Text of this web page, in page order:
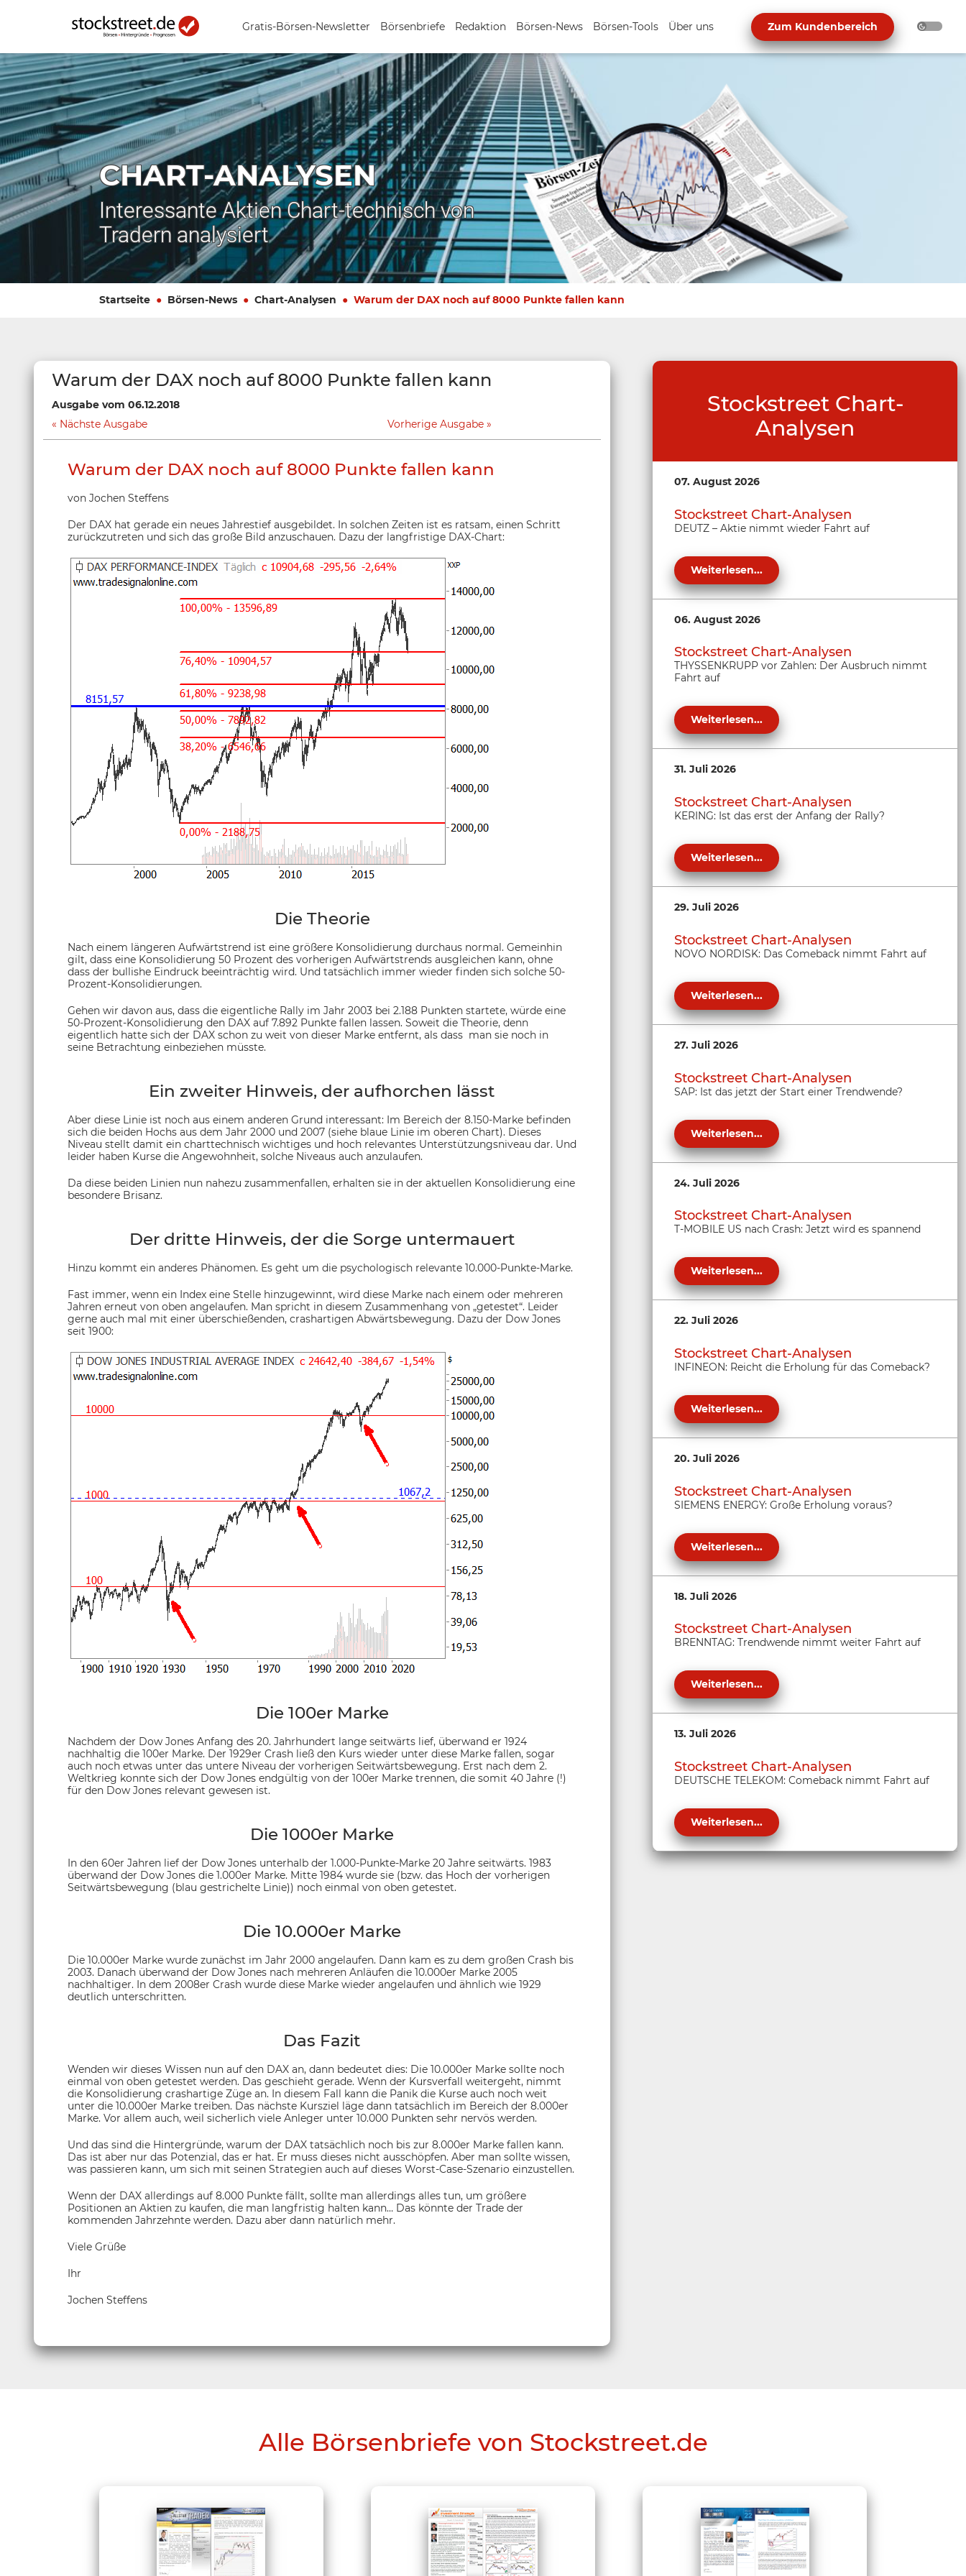
Gratis-Börsen-Newsletter Börsenbriefe Redaktion Börsen-News Börsen-Tools Über uns Zum Kundenbereich
CHART-ANALYSEN
Interessante Aktien Chart-technisch von
Tradern analysiert
Startseite Börsen-News Chart-Analysen Warum der DAX noch auf 8000 Punkte fallen kann
Warum der DAX noch auf 8000 Punkte fallen kann
Ausgabe vom 06.12.2018
Nächste Ausgabe
Vorherige Ausgabe
Warum der DAX noch auf 8000 Punkte fallen kann
von Jochen Steffens
Der DAX hat gerade ein neues Jahrestief ausgebildet. In solchen Zeiten ist es ratsam, einen Schritt
zurückzutreten und sich das große Bild anzuschauen. Dazu der langfristige DAX-Chart:
Die Theorie
Nach einem längeren Aufwärtstrend ist eine größere Konsolidierung durchaus normal. Gemeinhin
gilt, dass eine Konsolidierung 50 Prozent des vorherigen Aufwärtstrends ausgleichen kann, ohne
dass der bullishe Eindruck beeinträchtig wird. Und tatsächlich immer wieder finden sich solche 50-
Prozent-Konsolidierungen.
Gehen wir davon aus, dass die eigentliche Rally im Jahr 2003 bei 2.188 Punkten startete, würde eine
50-Prozent-Konsolidierung den DAX auf 7.892 Punkte fallen lassen. Soweit die Theorie, denn
eigentlich hatte sich der DAX schon zu weit von dieser Marke entfernt, als dass man sie noch in
seine Betrachtung einbeziehen müsste.
Ein zweiter Hinweis, der aufhorchen lässt
Aber diese Linie ist noch aus einem anderen Grund interessant: Im Bereich der 8.150-Marke befinden
sich die beiden Hochs aus dem Jahr 2000 und 2007 (siehe blaue Linie im oberen Chart). Dieses
Niveau stellt damit ein charttechnisch wichtiges und hoch relevantes Unterstützungsniveau dar. Und
leider haben Kurse die Angewohnheit, solche Niveaus auch anzulaufen.
Da diese beiden Linien nun nahezu zusammenfallen, erhalten sie in der aktuellen Konsolidierung eine
besondere Brisanz.
Der dritte Hinweis, der die Sorge untermauert
Hinzu kommt ein anderes Phänomen. Es geht um die psychologisch relevante 10.000-Punkte-Marke.
Fast immer, wenn ein Index eine Stelle hinzugewinnt, wird diese Marke nach einem oder mehreren
Jahren erneut von oben angelaufen. Man spricht in diesem Zusammenhang von „getestet“. Leider
gerne auch mal mit einer überschießenden, crashartigen Abwärtsbewegung. Dazu der Dow Jones
seit 1900:
Die 100er Marke
Nachdem der Dow Jones Anfang des 20. Jahrhundert lange seitwärts lief, überwand er 1924
nachhaltig die 100er Marke. Der 1929er Crash ließ den Kurs wieder unter diese Marke fallen, sogar
auch noch etwas unter das untere Niveau der vorherigen Seitwärtsbewegung. Erst nach dem 2.
Weltkrieg konnte sich der Dow Jones endgültig von der 100er Marke trennen, die somit 40 Jahre (!)
für den Dow Jones relevant gewesen ist.
Die 1000er Marke
In den 60er Jahren lief der Dow Jones unterhalb der 1.000-Punkte-Marke 20 Jahre seitwärts. 1983
überwand der Dow Jones die 1.000er Marke. Mitte 1984 wurde sie (bzw. das Hoch der vorherigen
Seitwärtsbewegung (blau gestrichelte Linie)) noch einmal von oben getestet.
Die 10.000er Marke
Die 10.000er Marke wurde zunächst im Jahr 2000 angelaufen. Dann kam es zu dem großen Crash bis
2003. Danach überwand der Dow Jones nach mehreren Anläufen die 10.000er Marke 2005
nachhaltiger. In dem 2008er Crash wurde diese Marke wieder angelaufen und ähnlich wie 1929
deutlich unterschritten.
Das Fazit
Wenden wir dieses Wissen nun auf den DAX an, dann bedeutet dies: Die 10.000er Marke sollte noch
einmal von oben getestet werden. Das geschieht gerade. Wenn der Kursverfall weitergeht, nimmt
die Konsolidierung crashartige Züge an. In diesem Fall kann die Panik die Kurse auch noch weit
unter die 10.000er Marke treiben. Das nächste Kursziel läge dann tatsächlich im Bereich der 8.000er
Marke. Vor allem auch, weil sicherlich viele Anleger unter 10.000 Punkten sehr nervös werden.
Und das sind die Hintergründe, warum der DAX tatsächlich noch bis zur 8.000er Marke fallen kann.
Das ist aber nur das Potenzial, das er hat. Er muss dieses nicht ausschöpfen. Aber man sollte wissen,
was passieren kann, um sich mit seinen Strategien auch auf dieses Worst-Case-Szenario einzustellen.
Wenn der DAX allerdings auf 8.000 Punkte fällt, sollte man allerdings alles tun, um größere
Positionen an Aktien zu kaufen, die man langfristig halten kann… Das könnte der Trade der
kommenden Jahrzehnte werden. Dazu aber dann natürlich mehr.
Viele Grüße
Ihr
Jochen Steffens
Stockstreet Chart-
Analysen
07. August 2026
Stockstreet Chart-Analysen
DEUTZ – Aktie nimmt wieder Fahrt auf
Weiterlesen...
06. August 2026
Stockstreet Chart-Analysen
THYSSENKRUPP vor Zahlen: Der Ausbruch nimmt
Fahrt auf
Weiterlesen...
31. Juli 2026
Stockstreet Chart-Analysen
KERING: Ist das erst der Anfang der Rally?
Weiterlesen...
29. Juli 2026
Stockstreet Chart-Analysen
NOVO NORDISK: Das Comeback nimmt Fahrt auf
Weiterlesen...
27. Juli 2026
Stockstreet Chart-Analysen
SAP: Ist das jetzt der Start einer Trendwende?
Weiterlesen...
24. Juli 2026
Stockstreet Chart-Analysen
T-MOBILE US nach Crash: Jetzt wird es spannend
Weiterlesen...
22. Juli 2026
Stockstreet Chart-Analysen
INFINEON: Reicht die Erholung für das Comeback?
Weiterlesen...
20. Juli 2026
Stockstreet Chart-Analysen
SIEMENS ENERGY: Große Erholung voraus?
Weiterlesen...
18. Juli 2026
Stockstreet Chart-Analysen
BRENNTAG: Trendwende nimmt weiter Fahrt auf
Weiterlesen...
13. Juli 2026
Stockstreet Chart-Analysen
DEUTSCHE TELEKOM: Comeback nimmt Fahrt auf
Weiterlesen...
Alle Börsenbriefe von Stockstreet.de